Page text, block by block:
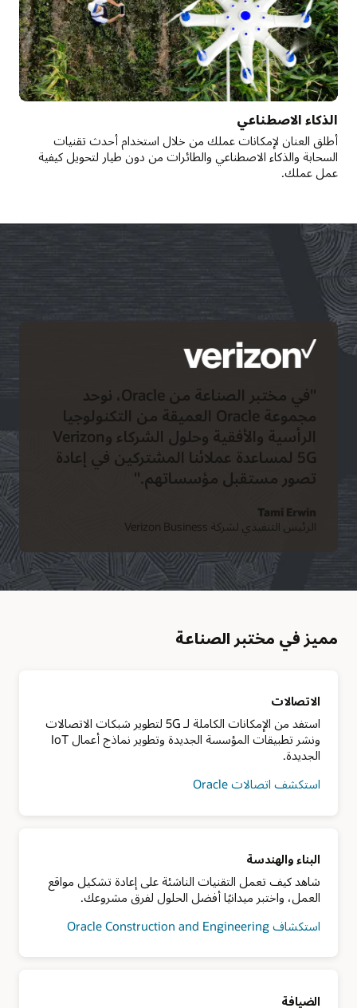
الذكاء الاصطناعي
أطلق العنان لإمكانات عملك من خلال استخدام أحدث تقنيات
السحابة والذكاء الاصطناعي والطائرات من دون طيار لتحويل كيفية
عمل عملك.
"في مختبر الصناعة من Oracle، نوحد
مجموعة Oracle العميقة من التكنولوجيا
الرأسية والأفقية وحلول الشركاء وVerizon
5G لمساعدة عملائنا المشتركين في إعادة
تصور مستقبل مؤسساتهم."
Tami Erwin
الرئيس التنفيذي لشركة Verizon Business
مميز في مختبر الصناعة
الاتصالات
استفد من الإمكانات الكاملة لـ 5G لتطوير شبكات الاتصالات
ونشر تطبيقات المؤسسة الجديدة وتطوير نماذج أعمال IoT
الجديدة.
استكشف اتصالات Oracle
البناء والهندسة
شاهد كيف تعمل التقنيات الناشئة على إعادة تشكيل مواقع
العمل، واختبر ميدانيًا أفضل الحلول لفرق مشروعك.
استكشاف Oracle Construction and Engineering
الضيافة